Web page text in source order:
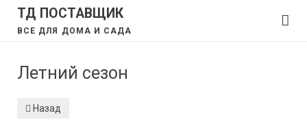
ТД ПОСТАВЩИК
ВСЕ ДЛЯ ДОМА И САДА
Летний сезон
Назад